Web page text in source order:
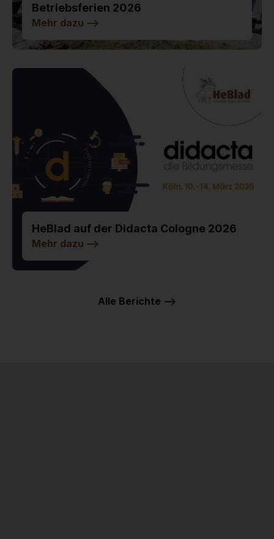
Betriebsferien 2026
Mehr dazu -->
HeBlad auf der Didacta Cologne 2026
Mehr dazu -->
Alle Berichte -->